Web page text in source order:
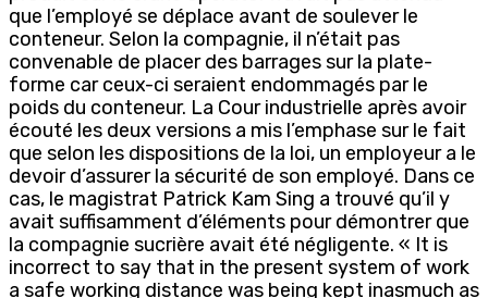
que l’employé se déplace avant de soulever le
conteneur. Selon la compagnie, il n’était pas
convenable de placer des barrages sur la plate-
forme car ceux-ci seraient endommagés par le
poids du conteneur. La Cour industrielle après avoir
écouté les deux versions a mis l’emphase sur le fait
que selon les dispositions de la loi, un employeur a le
devoir d’assurer la sécurité de son employé. Dans ce
cas, le magistrat Patrick Kam Sing a trouvé qu’il y
avait suffisamment d’éléments pour démontrer que
la compagnie sucrière avait été négligente. « It is
incorrect to say that in the present system of work
a safe working distance was being kept inasmuch as